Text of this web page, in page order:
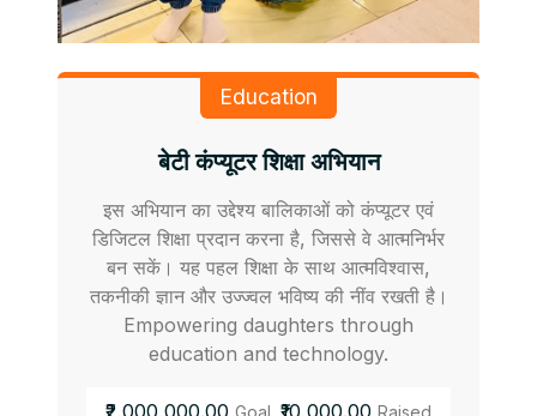
Education
बेटी कंप्यूटर शिक्षा अभियान
इस अभियान का उद्देश्य बालिकाओं को कंप्यूटर एवं
डिजिटल शिक्षा प्रदान करना है, जिससे वे आत्मनिर्भर
बन सकें। यह पहल शिक्षा के साथ आत्मविश्वास,
तकनीकी ज्ञान और उज्ज्वल भविष्य की नींव रखती है।
Empowering daughters through
education and technology.